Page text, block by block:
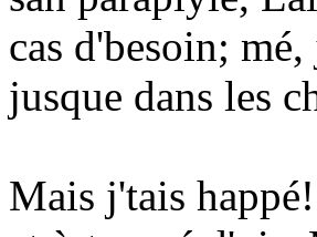
cas d'besoin;
jusque dans les
Mais j'tais